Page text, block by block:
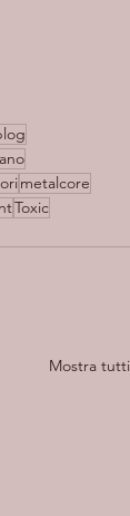
metalcore
Toxic
Mostra tutti